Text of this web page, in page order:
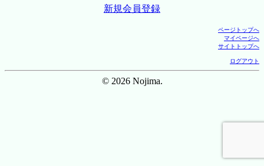
新規会員登録
ページトップへ
マイページへ
サイトトップへ
ログアウト
© 2026 Nojima.